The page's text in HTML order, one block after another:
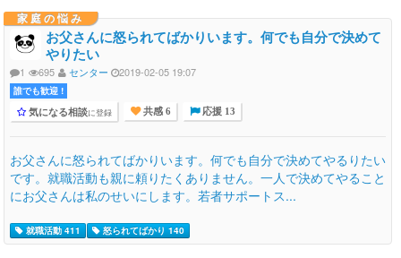
家庭の悩み
お父さんに怒られてばかりいます。何でも自分で決めて
やりたい
1 695 センター 2019-02-05 19:07
誰でも歓迎 !
気になる相談に登録 共感 6 応援 13
お父さんに怒られてばかりいます。何でも自分で決めてやるりたい
です。就職活動も親に頼りたくありません。一人で決めてやること
にお父さんは私のせいにします。若者サポートス...
就職活動 411 怒られてばかり 140